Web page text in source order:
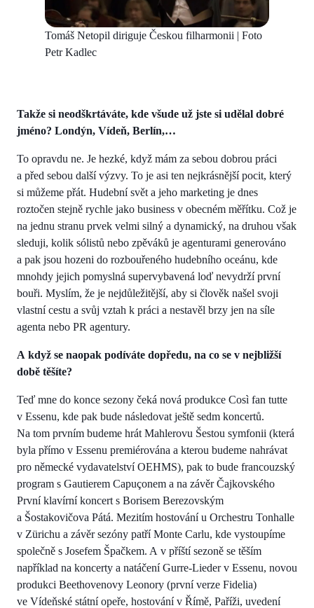
Tomáš Netopil diriguje Českou filharmonii | Foto
Petr Kadlec
Takže si neodškrtáváte, kde všude už jste si udělal dobré
jméno? Londýn, Vídeň, Berlín,…
To opravdu ne. Je hezké, když mám za sebou dobrou práci
a před sebou další výzvy. To je asi ten nejkrásnější pocit, který
si můžeme přát. Hudební svět a jeho marketing je dnes
roztočen stejně rychle jako business v obecném měřítku. Což je
na jednu stranu prvek velmi silný a dynamický, na druhou však
sleduji, kolik sólistů nebo zpěváků je agenturami generováno
a pak jsou hozeni do rozbouřeného hudebního oceánu, kde
mnohdy jejich pomyslná supervybavená loď nevydrží první
bouři. Myslím, že je nejdůležitější, aby si člověk našel svoji
vlastní cestu a svůj vztah k práci a nestavěl brzy jen na síle
agenta nebo PR agentury.
A když se naopak podíváte dopředu, na co se v nejbližší
době těšíte?
Teď mne do konce sezony čeká nová produkce Così fan tutte
v Essenu, kde pak bude následovat ještě sedm koncertů.
Na tom prvním budeme hrát Mahlerovu Šestou symfonii (která
byla přímo v Essenu premiérována a kterou budeme nahrávat
pro německé vydavatelství OEHMS), pak to bude francouzský
program s Gautierem Capuçonem a na závěr Čajkovského
První klavírní koncert s Borisem Berezovským
a Šostakovičova Pátá. Mezitím hostování u Orchestru Tonhalle
v Zürichu a závěr sezóny patří Monte Carlu, kde vystoupíme
společně s Josefem Špačkem. A v příští sezoně se těším
například na koncerty a natáčení Gurre-Lieder v Essenu, novou
produkci Beethovenovy Leonory (první verze Fidelia)
ve Vídeňské státní opeře, hostování v Římě, Paříži, uvedení